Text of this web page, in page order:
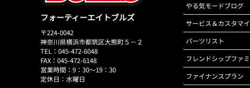
フォーティーエイトブルズ
〒224-0042
神奈川県横浜市都筑区大熊町５－２
TEL：045-472-6048
FAX：045-472-6148
営業時間：9：30～19：30
定休日：水曜日
やる気モードブログ
サービス＆カスタマ
パーツリスト
フレンドシップファ
ファイナンスプラン